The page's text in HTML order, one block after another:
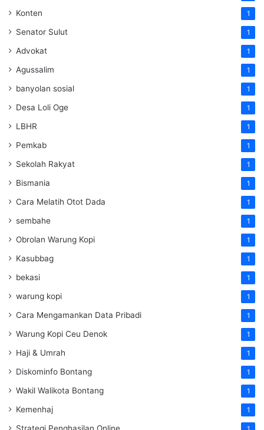
Konten 1
Senator Sulut 1
Advokat 1
Agussalim 1
banyolan sosial 1
Desa Loli Oge 1
LBHR 1
Pemkab 1
Sekolah Rakyat 1
Bismania 1
Cara Melatih Otot Dada 1
sembahe 1
Obrolan Warung Kopi 1
Kasubbag 1
bekasi 1
warung kopi 1
Cara Mengamankan Data Pribadi 1
Warung Kopi Ceu Denok 1
Haji & Umrah 1
Diskominfo Bontang 1
Wakil Walikota Bontang 1
Kemenhaj 1